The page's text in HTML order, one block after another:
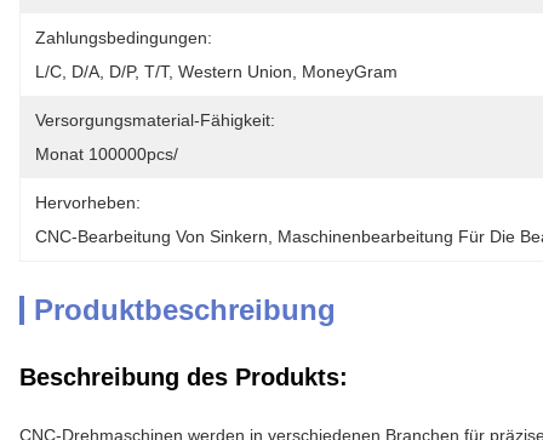
Zahlungsbedingungen:
L/C, D/A, D/P, T/T, Western Union, MoneyGram
Versorgungsmaterial-Fähigkeit:
Monat 100000pcs/
Hervorheben:
CNC-Bearbeitung Von Sinkern
Maschinenbearbeitung Für Die
Produktbeschreibung
Beschreibung des Produkts:
CNC-Drehmaschinen werden in verschiedenen Branchen für